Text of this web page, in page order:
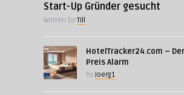
Start-Up Gründer gesucht
Written by Till
HotelTracker24.com –
Preis Alarm
byJoerg1